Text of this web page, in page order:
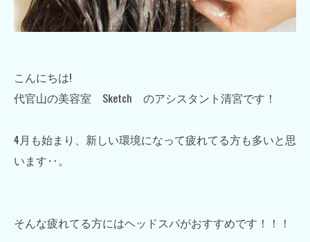
こんにちは!
代官山の美容室 Sketch のアシスタント清宮です！
4月も始まり、新しい環境になって疲れてる方も多いと思
います‥。
そんな疲れてる方にはヘッドスパがおすすめです！！！